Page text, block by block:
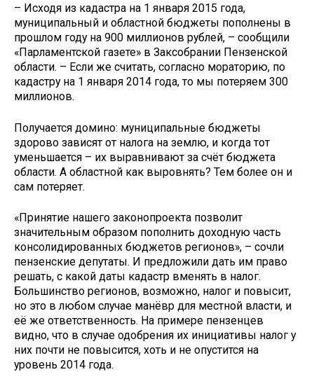
– Исходя из кадастра на 1 января 2015 года,
муниципальный и областной бюджеты пополнены в
прошлом году на 900 миллионов рублей, – сообщили
«Парламентской газете» в Заксобрании Пензенской
области. – Если же считать, согласно мораторию, по
кадастру на 1 января 2014 года, то мы потеряем 300
миллионов.
Получается домино: муниципальные бюджеты
здорово зависят от налога на землю, и когда тот
уменьшается – их выравнивают за счёт бюджета
области. А областной как выровнять? Тем более он и
сам потеряет.
«Принятие нашего законопроекта позволит
значительным образом пополнить доходную часть
консолидированных бюджетов регионов», – сочли
пензенские депутаты. И предложили дать им право
решать, с какой даты кадастр вменять в налог.
Большинство регионов, возможно, налог и повысит,
но это в любом случае манёвр для местной власти, и
её же ответственность. На примере пензенцев
видно, что в случае одобрения их инициативы налог у
них почти не повысится, хоть и не опустится на
уровень 2014 года.